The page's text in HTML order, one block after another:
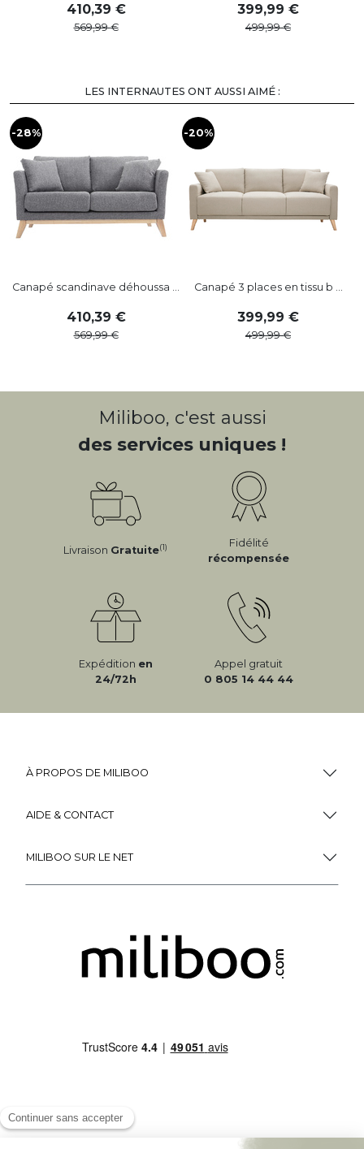
410,39
569,99
399,99
499,99
LES INTERNAUTES ONT AUSSI AIMÉ :
-28%
Canapé scandinave déhoussa ...
410,39
569,99
-20%
Canapé 3 places en tissu b ...
399,99
499,99
Miliboo, c'est aussi
des services uniques !
Livraison Gratuite(1)
Fidélité
récompensée
Expédition en
24/72h
Appel gratuit
0 805 14 44 44
À PROPOS DE MILIBOO
AIDE & CONTACT
MILIBOO SUR LE NET